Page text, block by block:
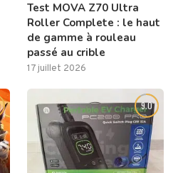
Test MOVA Z70 Ultra
Roller Complete : le haut
de gamme à rouleau
passé au crible
17 juillet 2026
9.0